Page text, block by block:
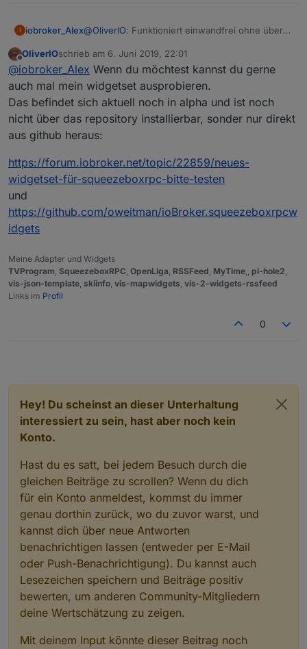
iobroker_Alex@OliverIO: Funktioniert einwandfrei ohne über
Da du nach einer Wunschliste fragst:
Ich bin aktuell noch "Anti-Alexa" würde aber
gerne eine einseitige Kommunikation erlauben.
Beispiel: Es klingelt. => LMS-Player spielen eine
ausgewählte MP3 ab und danach wieder die
vorherige Playlist an der selben Stelle. => Das als
Feature wäre schon cool...
Dann könnte man das noch weiter denken: Der
Sayit-Adapter kann eine .mp3 erstellen. Diese
kann man per Skript auf den Media-Pfad für LMS
kopieren. Diese soll dann wiedergegeben
werden und danach wieder die vorherige
Ich denke alle die LMS nutzen könnten so von
einer Sprachausgabe profitieren.
Vielleicht hast du ja eine Idee das umzusetzen.
Offline
OliverIOschrieb am 6. Juni 2019, 22:01
zuletzt editiert von
@iobroker_Alex Wenn du möchtest kannst du gerne
auch mal mein widgetset ausprobieren.
Das befindet sich aktuell noch in alpha und ist noch
nicht über das repository installierbar, sonder nur direkt
aus github heraus:
https://forum.iobroker.net/topic/22859/neues-
widgetset-für-squeezeboxrpc-bitte-testen
und
https://github.com/oweitman/ioBroker.squeezeboxrpcw
idgets
Meine Adapter und Widgets
TVProgram SqueezeboxRPC OpenLiga RSSFeed MyTime pi-hole2
vis-json-template skiinfo vis-mapwidgets vis-2-widgets-rssfeed
Links im Profil
0
Hey! Du scheinst an dieser Unterhaltung
interessiert zu sein, hast aber noch kein
Konto.
Hast du es satt, bei jedem Besuch durch die
gleichen Beiträge zu scrollen? Wenn du dich
für ein Konto anmeldest, kommst du immer
genau dorthin zurück, wo du zuvor warst, und
kannst dich über neue Antworten
benachrichtigen lassen (entweder per E-Mail
oder Push-Benachrichtigung). Du kannst auch
Lesezeichen speichern und Beiträge positiv
bewerten, um anderen Community-Mitgliedern
deine Wertschätzung zu zeigen.
Mit deinem Input könnte dieser Beitrag noch